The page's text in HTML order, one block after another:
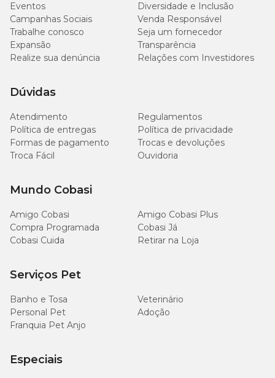
Eventos
Diversidade e Inclusão
Campanhas Sociais
Venda Responsável
Trabalhe conosco
Seja um fornecedor
Expansão
Transparência
Realize sua denúncia
Relações com Investidores
Dúvidas
Atendimento
Regulamentos
Política de entregas
Política de privacidade
Formas de pagamento
Trocas e devoluções
Troca Fácil
Ouvidoria
Mundo Cobasi
Amigo Cobasi
Amigo Cobasi Plus
Compra Programada
Cobasi Já
Cobasi Cuida
Retirar na Loja
Serviços Pet
Banho e Tosa
Veterinário
Personal Pet
Adoção
Franquia Pet Anjo
Especiais